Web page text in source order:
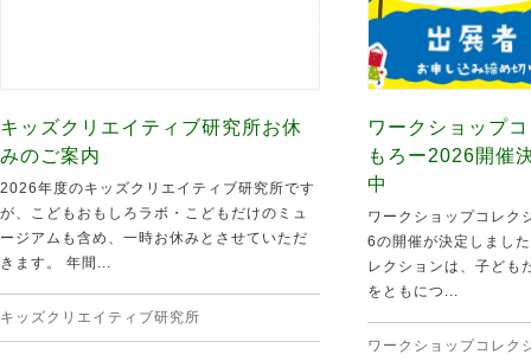
キッズクリエイティブ研究所お休
みのご案内
2026年度のキッズクリエイティブ研究所です
が、こどもおもしろラボ・こどもだけのミュ
ージアムも含め、一時お休みとさせていただ
きます。 年間...
キッズクリエイティブ研究所
ワークショップ
もろー2026開催
中
ワークショップコレク
6の開催が決定しまし
レクションは、子ども
をともにつ...
ワークショップコレク